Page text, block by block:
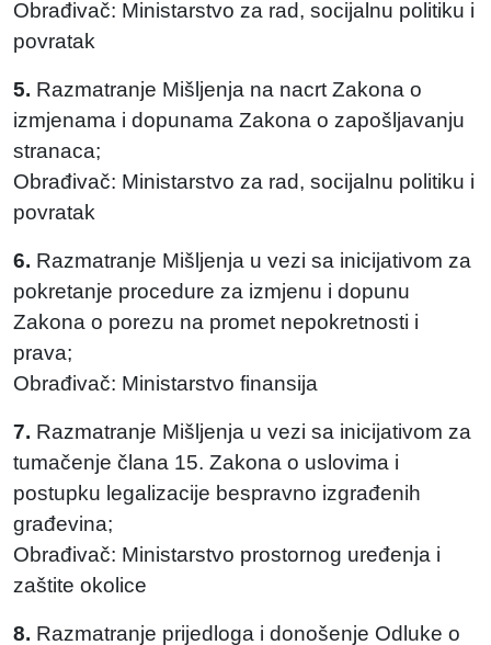
Obrađivač: Ministarstvo za rad, socijalnu politiku i
povratak
5. Razmatranje Mišljenja na nacrt Zakona o
izmjenama i dopunama Zakona o zapošljavanju
stranaca;
Obrađivač: Ministarstvo za rad, socijalnu politiku i
povratak
6. Razmatranje Mišljenja u vezi sa inicijativom za
pokretanje procedure za izmjenu i dopunu
Zakona o porezu na promet nepokretnosti i
prava;
Obrađivač: Ministarstvo finansija
7. Razmatranje Mišljenja u vezi sa inicijativom za
tumačenje člana 15. Zakona o uslovima i
postupku legalizacije bespravno izgrađenih
građevina;
Obrađivač: Ministarstvo prostornog uređenja i
zaštite okolice
8. Razmatranje prijedloga i donošenje Odluke o